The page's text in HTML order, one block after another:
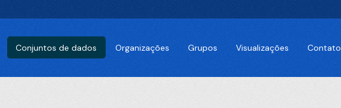
Conjuntos de dados Organizações Grupos Visualizações Contato